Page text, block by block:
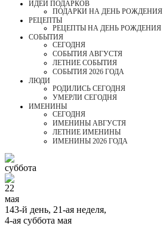
ИДЕИ ПОДАРКОВ
ПОДАРКИ НА ДЕНЬ РОЖДЕНИЯ
РЕЦЕПТЫ
РЕЦЕПТЫ НА ДЕНЬ РОЖДЕНИЯ
СОБЫТИЯ
CЕГОДНЯ
СОБЫТИЯ АВГУСТЯ
ЛЕТНИЕ СОБЫТИЯ
СОБЫТИЯ 2026 ГОДА
ЛЮДИ
РОДИЛИСЬ СЕГОДНЯ
УМЕРЛИ СЕГОДНЯ
ИМЕНИНЫ
CЕГОДНЯ
ИМЕНИНЫ АВГУСТЯ
ЛЕТНИЕ ИМЕНИНЫ
ИМЕНИНЫ 2026 ГОДА
суббота
22
мая
143-й день, 21-ая неделя,
4-ая суббота мая